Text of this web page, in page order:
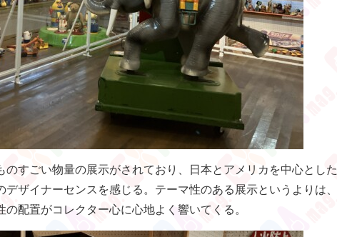
のすごい物量の展示がされており、日本とアメリカを中心とした
ザイナーセンスを感じる。テーマ性のある展示というよりは、
配置がコレクター心に心地よく響いてくる。